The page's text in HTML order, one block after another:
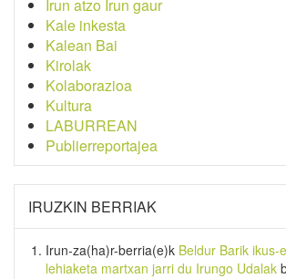
Irun atzo Irun gaur
Kale inkesta
Kalean Bai
Kirolak
Kolaborazioa
Kultura
LABURREAN
Publierreportajea
IRUZKIN BERRIAK
Irun-za(ha)r-berria(e)k Beldur Barik ikus-
lehiaketa martxan jarri du Irungo Udalak